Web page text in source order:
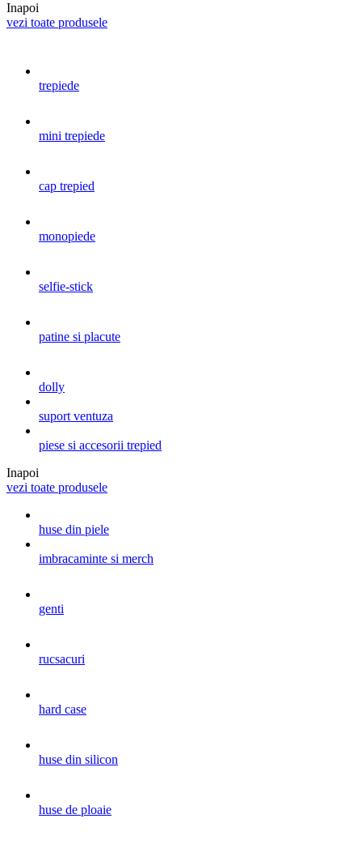
Inapoi
vezi toate produsele
trepiede
mini trepiede
cap trepied
monopiede
selfie-stick
patine si placute
dolly
suport ventuza
piese si accesorii trepied
Inapoi
vezi toate produsele
huse din piele
imbracaminte si merch
genti
rucsacuri
hard case
huse din silicon
huse de ploaie